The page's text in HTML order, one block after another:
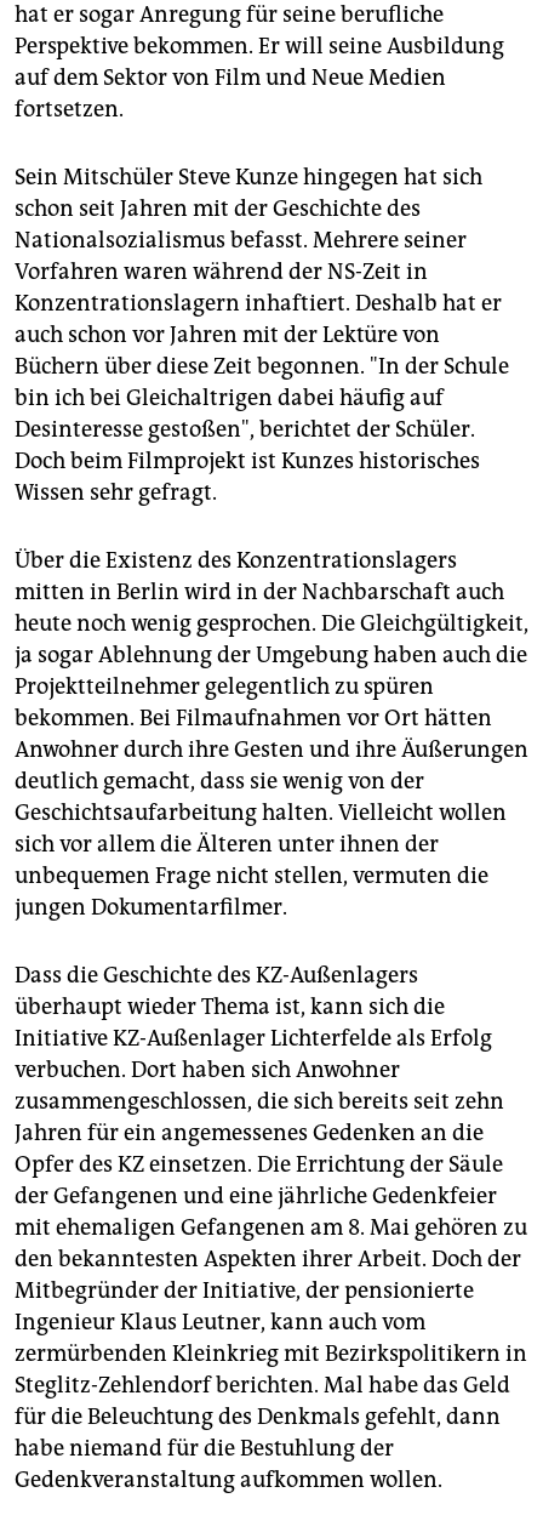
hat er sogar Anregung für seine berufliche
Perspektive bekommen. Er will seine Ausbildung
auf dem Sektor von Film und Neue Medien
fortsetzen.
Sein Mitschüler Steve Kunze hingegen hat sich
schon seit Jahren mit der Geschichte des
Nationalsozialismus befasst. Mehrere seiner
Vorfahren waren während der NS-Zeit in
Konzentrationslagern inhaftiert. Deshalb hat er
auch schon vor Jahren mit der Lektüre von
Büchern über diese Zeit begonnen. "In der Schule
bin ich bei Gleichaltrigen dabei häufig auf
Desinteresse gestoßen", berichtet der Schüler.
Doch beim Filmprojekt ist Kunzes historisches
Wissen sehr gefragt.
Über die Existenz des Konzentrationslagers
mitten in Berlin wird in der Nachbarschaft auch
heute noch wenig gesprochen. Die Gleichgültigkeit,
ja sogar Ablehnung der Umgebung haben auch die
Projektteilnehmer gelegentlich zu spüren
bekommen. Bei Filmaufnahmen vor Ort hätten
Anwohner durch ihre Gesten und ihre Äußerungen
deutlich gemacht, dass sie wenig von der
Geschichtsaufarbeitung halten. Vielleicht wollen
sich vor allem die Älteren unter ihnen der
unbequemen Frage nicht stellen, vermuten die
jungen Dokumentarfilmer.
Dass die Geschichte des KZ-Außenlagers
überhaupt wieder Thema ist, kann sich die
Initiative KZ-Außenlager Lichterfelde als Erfolg
verbuchen. Dort haben sich Anwohner
zusammengeschlossen, die sich bereits seit zehn
Jahren für ein angemessenes Gedenken an die
Opfer des KZ einsetzen. Die Errichtung der Säule
der Gefangenen und eine jährliche Gedenkfeier
mit ehemaligen Gefangenen am 8. Mai gehören zu
den bekanntesten Aspekten ihrer Arbeit. Doch der
Mitbegründer der Initiative, der pensionierte
Ingenieur Klaus Leutner, kann auch vom
zermürbenden Kleinkrieg mit Bezirkspolitikern in
Steglitz-Zehlendorf berichten. Mal habe das Geld
für die Beleuchtung des Denkmals gefehlt, dann
habe niemand für die Bestuhlung der
Gedenkveranstaltung aufkommen wollen.